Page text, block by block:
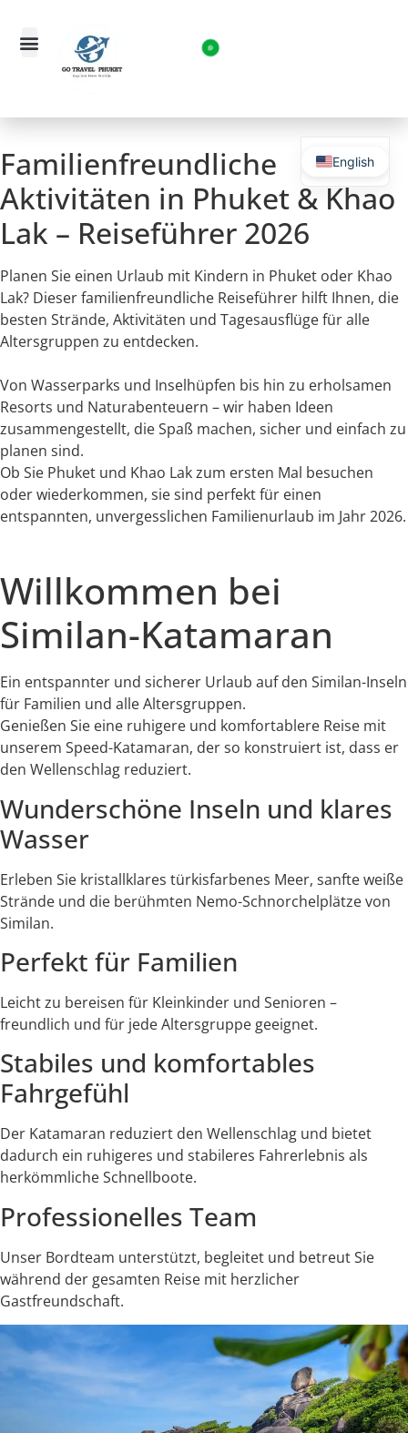
Familienfreundliche
Aktivitäten in Phuket & Khao
Lak – Reiseführer 2026
Planen Sie einen Urlaub mit Kindern in Phuket oder Khao
Lak? Dieser familienfreundliche Reiseführer hilft Ihnen, die
besten Strände, Aktivitäten und Tagesausflüge für alle
Altersgruppen zu entdecken.
Von Wasserparks und Inselhüpfen bis hin zu erholsamen
Resorts und Naturabenteuern – wir haben Ideen
zusammengestellt, die Spaß machen, sicher und einfach zu
planen sind.
Ob Sie Phuket und Khao Lak zum ersten Mal besuchen
oder wiederkommen, sie sind perfekt für einen
entspannten, unvergesslichen Familienurlaub im Jahr 2026.
Willkommen bei
Similan-Katamaran
Ein entspannter und sicherer Urlaub auf den Similan-Inseln
für Familien und alle Altersgruppen.
Genießen Sie eine ruhigere und komfortablere Reise mit
unserem Speed-Katamaran, der so konstruiert ist, dass er
den Wellenschlag reduziert.
Wunderschöne Inseln und klares
Wasser
Erleben Sie kristallklares türkisfarbenes Meer, sanfte weiße
Strände und die berühmten Nemo-Schnorchelplätze von
Similan.
Perfekt für Familien
Leicht zu bereisen für Kleinkinder und Senioren –
freundlich und für jede Altersgruppe geeignet.
Stabiles und komfortables
Fahrgefühl
Der Katamaran reduziert den Wellenschlag und bietet
dadurch ein ruhigeres und stabileres Fahrerlebnis als
herkömmliche Schnellboote.
Professionelles Team
Unser Bordteam unterstützt, begleitet und betreut Sie
während der gesamten Reise mit herzlicher
Gastfreundschaft.
English